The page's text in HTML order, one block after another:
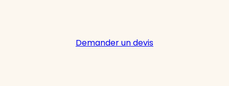
Demander un devis